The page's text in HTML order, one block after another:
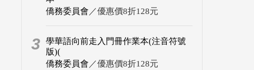
僑務委員會 ／優惠價8折128元
3 學華語向前走入門冊作業本(注音符號
版)(
僑務委員會 ／優惠價8折128元